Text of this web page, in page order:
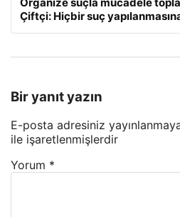
Çiftçi: Hiçbir suç
Bir yanıt yazın
E-posta adresiniz
ile işaretlenmişlerdir
Yorum *